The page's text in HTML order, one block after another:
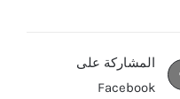
المشاركة على
Facebook